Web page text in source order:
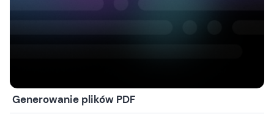
Generowanie plików PDF